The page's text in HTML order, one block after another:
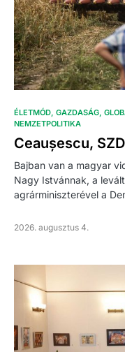
ÉLETMÓD GAZDASÁG
NEMZETPOLITIKA
Ceaușescu,
Bajban van a magyar
Nagy Istvánnak, a
agrárminiszterével a
2026. augusztus 4.